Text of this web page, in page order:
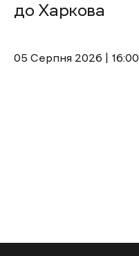
до Харкова
05 Cерпня 2026 | 16:00